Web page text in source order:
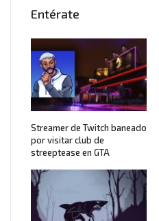
Entérate
Streamer de Twitch baneado
por visitar club de
streeptease en GTA